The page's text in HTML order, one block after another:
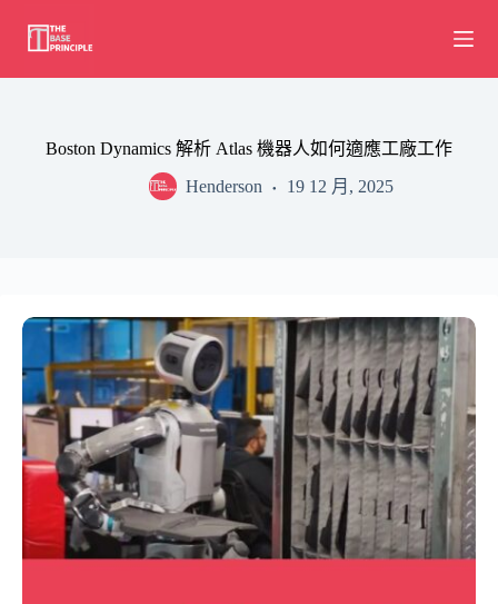
content
Boston Dynamics 解析 Atlas 機器人如何適應工廠工作
Henderson
19 12 月, 2025